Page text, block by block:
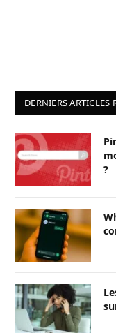
DERNIERS ARTICLES
?